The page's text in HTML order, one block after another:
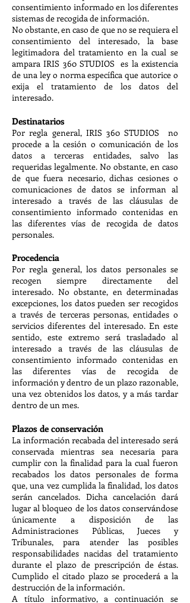
consentimiento informado en los diferentes
sistemas de recogida de información.
No obstante, en caso de que no se requiera el
consentimiento del interesado, la base
legitimadora del tratamiento en la cual se
ampara IRIS 360 STUDIOS es la existencia
de una ley o norma específica que autorice o
exija el tratamiento de los datos del
interesado.
Destinatarios
Por regla general, IRIS 360 STUDIOS no
procede a la cesión o comunicación de los
datos a terceras entidades, salvo las
requeridas legalmente. No obstante, en caso
de que fuera necesario, dichas cesiones o
comunicaciones de datos se informan al
interesado a través de las cláusulas de
consentimiento informado contenidas en
las diferentes vías de recogida de datos
personales.
Procedencia
Por regla general, los datos personales se
recogen siempre directamente del
interesado. No obstante, en determinadas
excepciones, los datos pueden ser recogidos
a través de terceras personas, entidades o
servicios diferentes del interesado. En este
sentido, este extremo será trasladado al
interesado a través de las cláusulas de
consentimiento informado contenidas en
las diferentes vías de recogida de
información y dentro de un plazo razonable,
una vez obtenidos los datos, y a más tardar
dentro de un mes.
Plazos de conservación
La información recabada del interesado será
conservada mientras sea necesaria para
cumplir con la finalidad para la cual fueron
recabados los datos personales de forma
que, una vez cumplida la finalidad, los datos
serán cancelados. Dicha cancelación dará
lugar al bloqueo de los datos conservándose
únicamente a disposición de las
Administraciones Públicas, Jueces y
Tribunales, para atender las posibles
responsabilidades nacidas del tratamiento
durante el plazo de prescripción de éstas.
Cumplido el citado plazo se procederá a la
destrucción de la información.
A título informativo, a continuación se